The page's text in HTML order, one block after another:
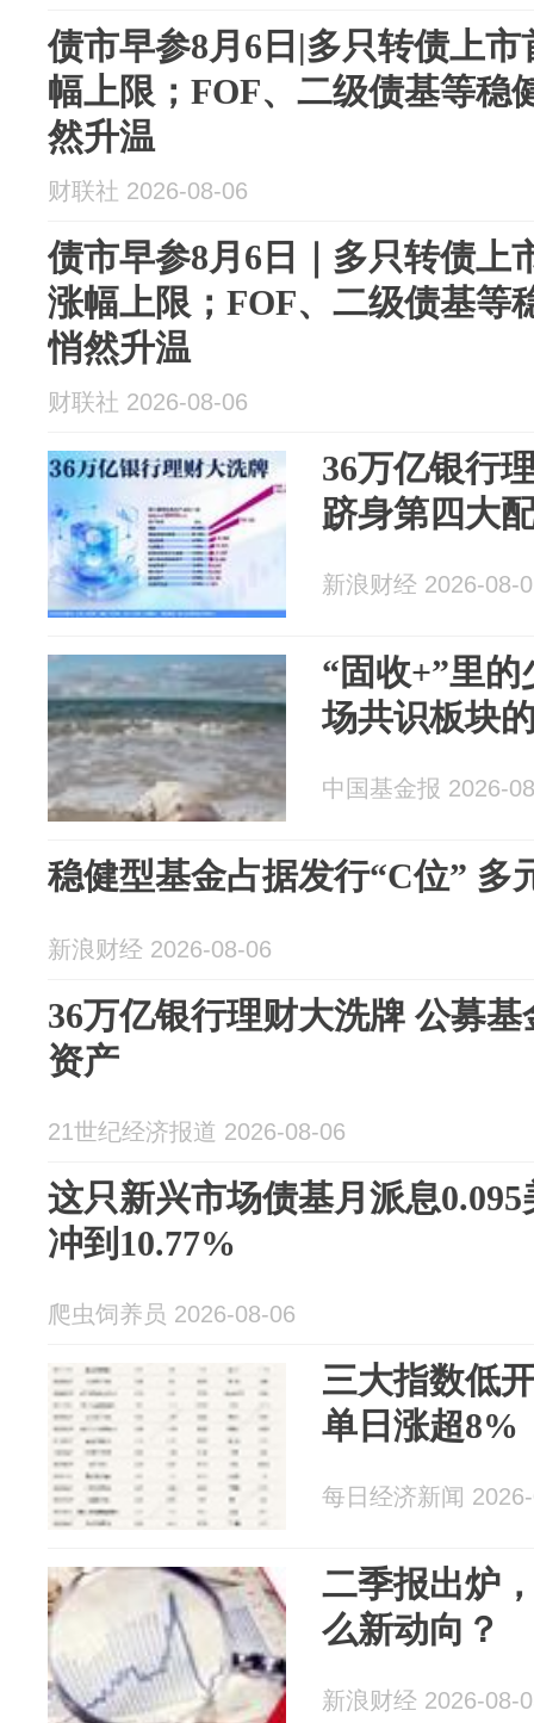
债市早参8月6日|多只转债上
幅上限；FOF、二级债基等稳
然升温
财联社 2026-08-06
债市早参8月6日｜多只转债上
涨幅上限；FOF、二级债基等
悄然升温
财联社 2026-08-06
36万亿银行
跻身第四大
新浪财经 2026-08-
“固收+”里
场共识板块
中国基金报 2026-
稳健型基金占据发行“C位” 多
新浪财经 2026-08-06
36万亿银行理财大洗牌 公募
资产
21世纪经济报道 2026-08-06
这只新兴市场债基月派息
冲到10.77%
爬虫饲养员 2026-08-06
三大指数低
单日涨超8%
每日经济新闻
二季报出炉
么新动向？
新浪财经 2026-08-